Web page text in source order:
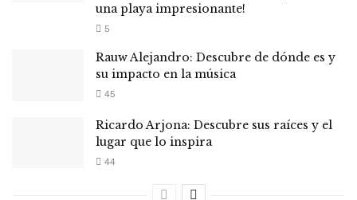
una playa impresionante!
5
Rauw Alejandro: Descubre de dónde es y
su impacto en la música
45
Ricardo Arjona: Descubre sus raíces y el
lugar que lo inspira
44